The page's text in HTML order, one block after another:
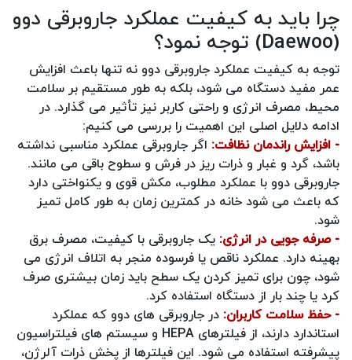
چرا باید به کیفیت عملکرد جاروبرقی دوو
(Daewoo) توجه نمود؟
توجه به کیفیت عملکرد جاروبرقی دوو نه‌ تنها باعث افزایش
عمر مفید دستگاه می‌ شود، بلکه به طور مستقیم بر سلامت
محیط، مصرف انرژی و راحتی کاربر نیز تأثیر می‌ گذارد. در
ادامه دلایل اصلی این اهمیت را بررسی می‌ کنیم:
- افزایش راندمان نظافت: اگر جاروبرقی عملکرد مناسبی نداشته
باشد، گرد و غبار و ذرات ریز در فرش و سطوح باقی می‌ مانند.
جاروبرقی دوو با عملکرد مطلوب، مکش قوی و یکنواختی دارد
که باعث می‌ شود خانه در کمترین زمان به طور کامل تمیز
شود.
- صرفه‌ جویی در انرژی: یک جاروبرقی با کیفیت، مصرف برق
بهینه دارد. عملکرد ناقص یا فرسوده منجر به اتلاف انرژی می‌
شود، چون برای تمیز کردن یک سطح باید زمان بیشتری صرف
کرد یا چند بار از دستگاه استفاده کرد.
- حفظ سلامت کاربران: در جاروبرقی‌ های دوو که عملکرد
استاندارد دارند، از فیلترهای HEPA و سیستم‌ های فیلتراسیون
پیشرفته استفاده می‌ شود. این فیلترها از پخش ذرات آلرژن،